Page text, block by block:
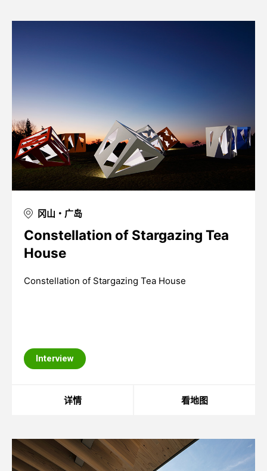
冈山・广岛
Constellation of Stargazing Tea
House
Constellation of Stargazing Tea House
Interview
详情 看地图